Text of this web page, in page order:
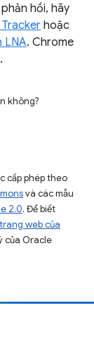
hồi, hãy
hoặc
LNA. Chrome
không?
cấp phép theo
và các mẫu
2.0. Để biết
web của
của Oracle